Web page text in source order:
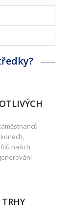
našich